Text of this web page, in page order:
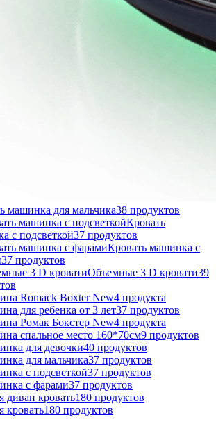
машинка для мальчика38 продуктов
Кровать
с подсветкой37 продуктов
Кровать машинка с
37 продуктов
Объемные 3 D кровати39
Romack Boxter New4 продукта
для ребенка от 3 лет37 продуктов
Ромак Бокстер New4 продукта
спальное место 160*70см9 продуктов
для девочки40 продуктов
для мальчика37 продуктов
с подсветкой37 продуктов
с фарами37 продуктов
диван кровать180 продуктов
кровать180 продуктов